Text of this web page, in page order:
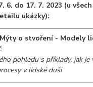
6. do 17. 7. 2023 (u
ukázky):
Mýty o stvoření - Modely
pohledu s příklady, jak je
v lidské duši